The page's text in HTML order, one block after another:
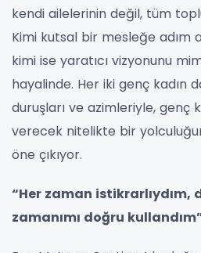
kendi ailelerinin değil, tüm
Kimi kutsal bir mesleğe adım
kimi ise yaratıcı vizyonunu
hayalinde. Her iki genç kadın
duruşları ve azimleriyle, genç
verecek nitelikte bir
öne çıkıyor.
“Her zaman istikrarlıydım,
zamanımı doğru